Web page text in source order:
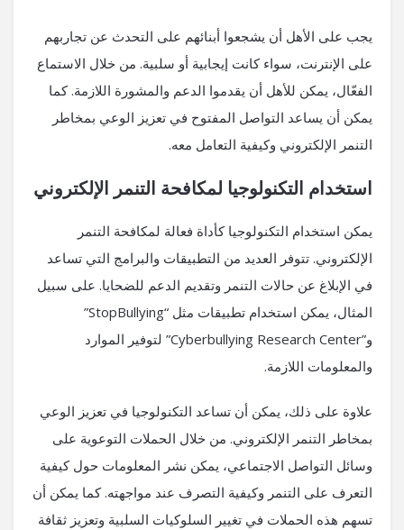
يجب على الأهل أن يشجعوا أبنائهم على التحدث عن تجاربهم
على الإنترنت، سواء كانت إيجابية أو سلبية. من خلال الاستماع
الفعّال، يمكن للأهل أن يقدموا الدعم والمشورة اللازمة. كما
يمكن أن يساعد التواصل المفتوح في تعزيز الوعي بمخاطر
التنمر الإلكتروني وكيفية التعامل معه.
استخدام التكنولوجيا لمكافحة التنمر الإلكتروني
يمكن استخدام التكنولوجيا كأداة فعالة لمكافحة التنمر
الإلكتروني. تتوفر العديد من التطبيقات والبرامج التي تساعد
في الإبلاغ عن حالات التنمر وتقديم الدعم للضحايا. على سبيل
المثال، يمكن استخدام تطبيقات مثل “StopBullying”
و”Cyberbullying Research Center” لتوفير الموارد
والمعلومات اللازمة.
علاوة على ذلك، يمكن أن تساعد التكنولوجيا في تعزيز الوعي
بمخاطر التنمر الإلكتروني. من خلال الحملات التوعوية على
وسائل التواصل الاجتماعي، يمكن نشر المعلومات حول كيفية
التعرف على التنمر وكيفية التصرف عند مواجهته. كما يمكن أن
تسهم هذه الحملات في تغيير السلوكيات السلبية وتعزيز ثقافة